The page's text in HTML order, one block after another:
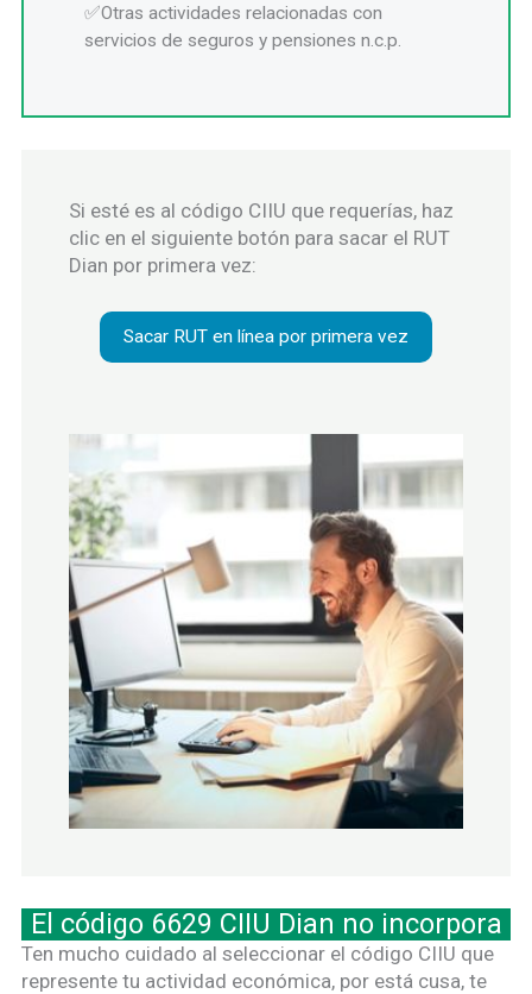
Otras actividades relacionadas con
servicios de seguros y pensiones n.c.p.
Si esté es al código CIIU que requerías, haz
clic en el siguiente botón para sacar el RUT
Dian por primera vez:
Sacar RUT en línea por primera vez
El código 6629 CIIU Dian no incorpora
Ten mucho cuidado al seleccionar el código CIIU que
represente tu actividad económica, por está cusa, te